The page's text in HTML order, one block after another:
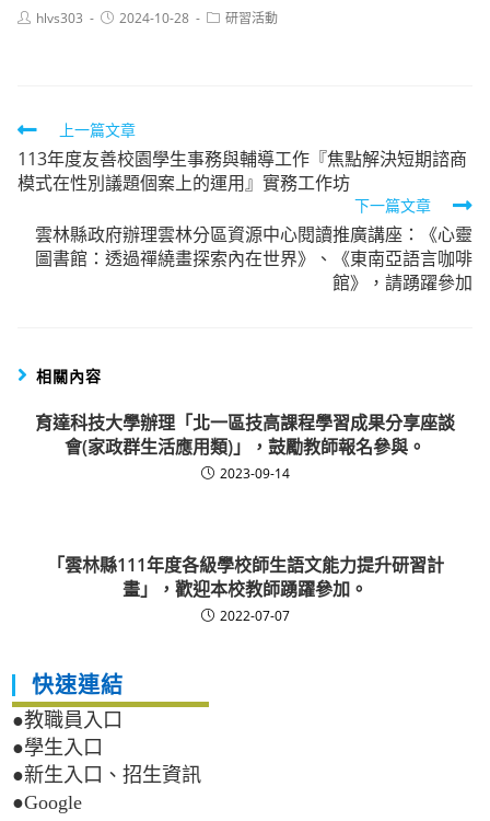
Posthlvs303
Post2024-10-28
Post研習活動
Read
more
articles
上一篇文章
113年度友善校園學生事務與輔導工作『焦點解決短期諮商
模式在性別議題個案上的運用』實務工作坊
下一篇文章
雲林縣政府辦理雲林分區資源中心閱讀推廣講座：《心靈
圖書館：透過禪繞畫探索內在世界》、《東南亞語言咖啡
館》，請踴躍參加
相關內容
育達科技大學辦理「北一區技高課程學習成果分享座談
會(家政群生活應用類)」，鼓勵教師報名參與。
2023-09-14
「雲林縣111年度各級學校師生語文能力提升研習計
畫」，歡迎本校教師踴躍參加。
2022-07-07
快速連結
●教職員入口
●學生入口
●新生入口、招生資訊
●Google